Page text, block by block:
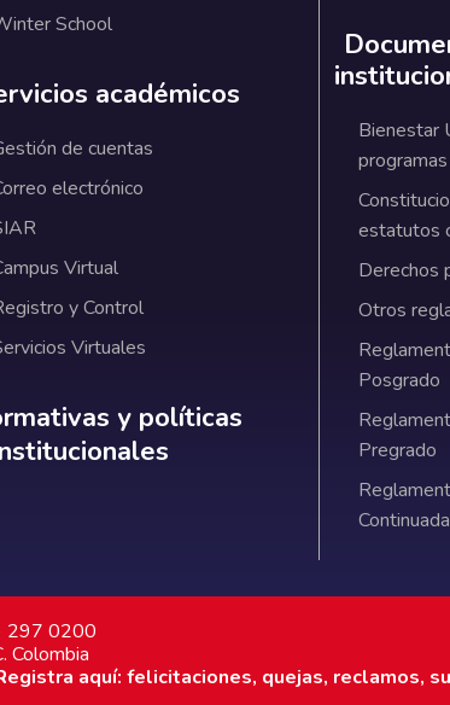
School
académicos
de cuentas
electrónico
Virtual
y Control
Virtuales
Normativas y políticas
y políticas
Bienestar
programas
estatutos
Derechos
Otros
Posgrado
Pregrado
Continuada
297 0200
Colombia
aquí: felicitaciones, quejas, reclamos,